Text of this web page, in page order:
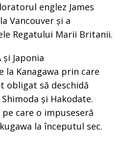
englez James
Vancouver și a
Regatului Marii Britanii.
Japonia
la Kanagawa prin care
obligat să deschidă
și Hakodate.
care o impuseseră
la începutul sec.